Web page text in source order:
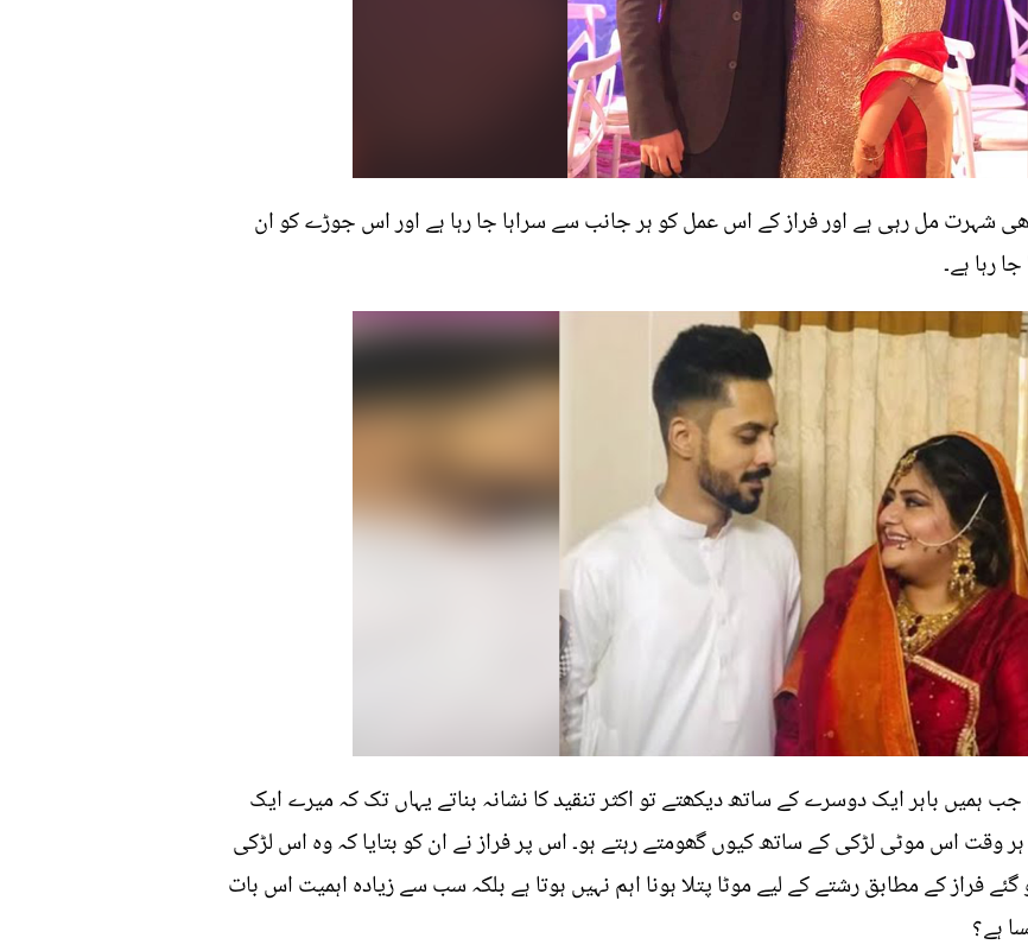
شہرت مل رہی ہے اور فراز کے اس عمل کو ہر جانب سے سراہا جا رہا ہے اور اس جوڑے کو ان
رہا ہے۔
جب ہمیں باہر ایک دوسرے کے ساتھ دیکھتے تو اکثر تنقید کا نشانہ بناتے یہاں تک کہ میرے ایک
وقت اس موٹی لڑکی کے ساتھ کیوں گھومتے رہتے ہو۔ اس پر فراز نے ان کو بتایا کہ وہ اس لڑکی
کے مطابق رشتے کے لیے موٹا پتلا ہونا اہم نہیں ہوتا ہے بلکہ سب سے زیادہ اہمیت اس بات
ہے؟